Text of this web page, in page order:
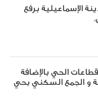
الإسماعيلية برفع
قطاعات الحي بالإضافة
و الجمع السكني بحي